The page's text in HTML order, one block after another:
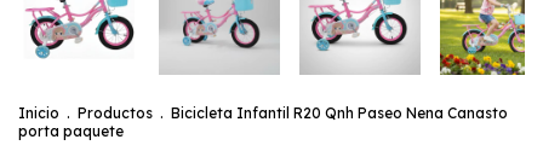
Inicio . Productos . Bicicleta Infantil R20 Qnh Paseo Nena Canasto
porta paquete